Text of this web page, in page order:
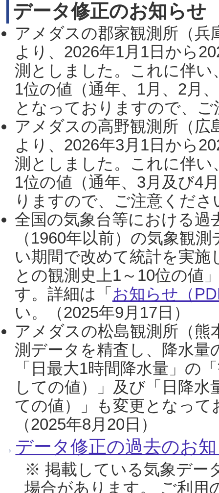
データ修正のお知らせ
アメダスの郡家観測所（
より、2026年1月1日から
測としました。これに伴い
1位の値（通年、1月、2月
となっておりますので、
アメダスの高野観測所（
より、2026年3月1日から
測としました。これに伴い
1位の値（通年、3月及び4
りますので、ご注意くだ
全国の気象台等における過
（1960年以前）の気象観
い期間で改めて統計を実
との観測史上1～10位の値
す。詳細は「 お知らせ（
い。（2025年9月17日）
アメダスの松島観測所（熊
測データを精査し、降水
「日最大1時間降水量」の
しての値）」及び「日降
ての値）」も変更となっ
（2025年8月20日）
データ修正の過去のお
※ 掲載している気象デー
場合があります。 ご利用